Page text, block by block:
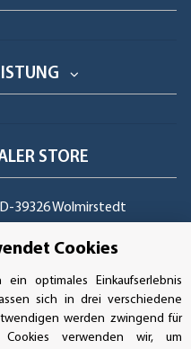
STORE
39326 Wolmirstedt
(0)39-201-28-98-10
201-28-98-17
Cookies
optimales Einkaufserlebnis
sich in drei verschiedene
werden zwingend für
verwenden wir, um